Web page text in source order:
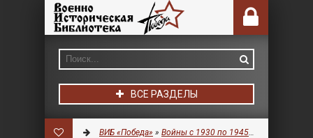
ВСЕ РАЗДЕЛЫ
ВИБ «Победа» » Войны с 1930 по 1945 гг.